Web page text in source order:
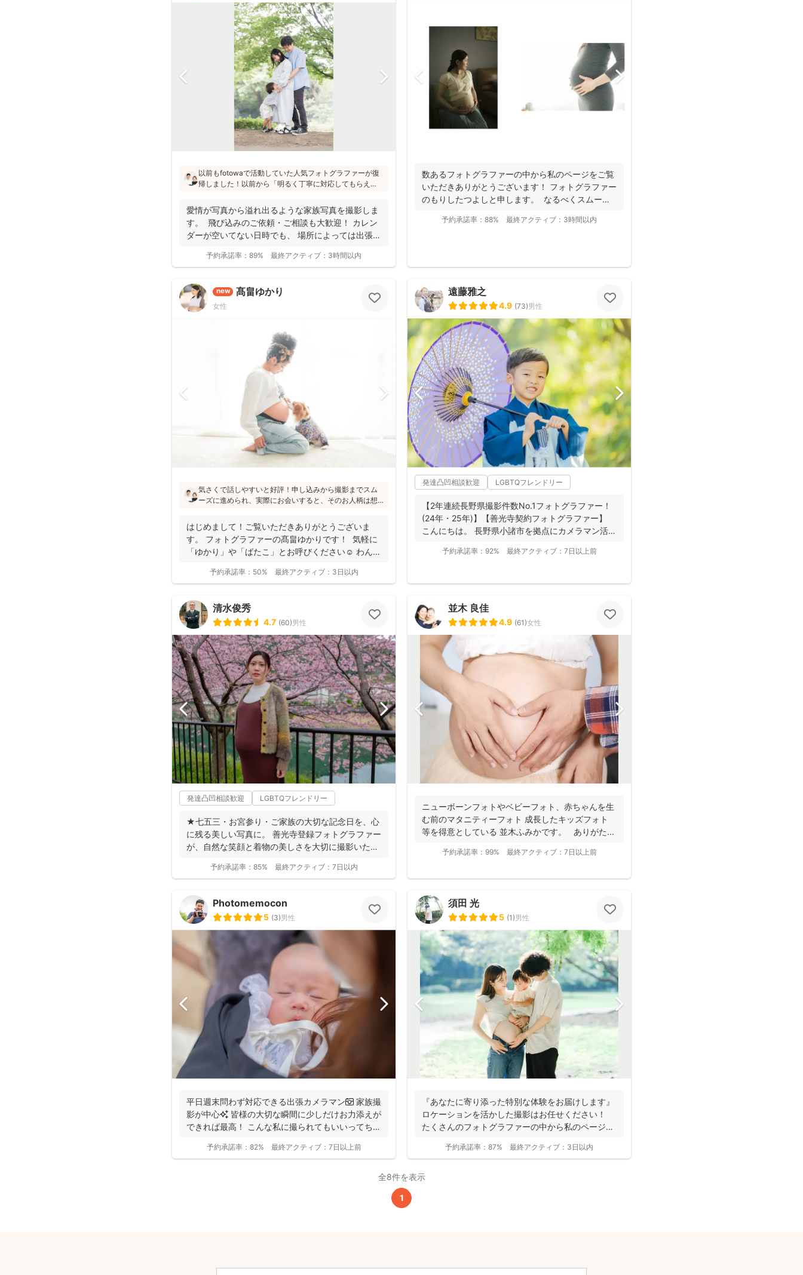
以前もfotowaで活動していた人気フォトグラファーが復
帰しました！以前から「明るく丁寧に対応してもらえ
と好評です♪特にニューボーンフォトは様々な研修を受講
し、クオリティ高いお写真をお届けされています(^^)
愛情が写真から溢れ出るような家族写真を撮影しま
す。 飛び込みのご依頼・ご相談も大歓迎！ カレン
ダーが空いてない日時でも、 場所によっては出張で
予約承諾率： 89% 最終アクティブ： 3時間以内
数あるフォトグラファーの中から私のページをご覧
いただきありがとうございます！ フォトグラファー
のもりしたつよしと申します。 なるべくスムーズ
予約承諾率： 88% 最終アクティブ： 3時間以内
new 髙畠ゆかり
女性
気さくで話しやすいと好評！申し込みから撮影までスム
ーズに進められ、実際にお会いすると、そのお人柄は想
フォトの研修をしっかり受講され、ウェディング業界経
験もあり、赤ちゃんから大人まで安心してお写りいただ
けます♪
はじめまして！ご覧いただきありがとうございま
す。 フォトグラファーの髙畠ゆかりです！ 気軽に
「ゆかり」や「ばたこ」とお呼びください☺︎ わんぱ
予約承諾率： 50% 最終アクティブ： 3日以内
遠藤雅之
4.9 (73)男性
発達凸凹相談歓迎 LGBTQフレンドリー
【2年連続長野県撮影件数No.1フォトグラファー！
(24年・25年)】【善光寺契約フォトグラファー】
こんにちは。 長野県小諸市を拠点にカメラマン活
予約承諾率： 92% 最終アクティブ： 7日以上前
清水俊秀
4.7 (60)男性
発達凸凹相談歓迎 LGBTQフレンドリー
★七五三・お宮参り・ご家族の大切な記念日を、心
に残る美しい写真に。 善光寺登録フォトグラファー
が、自然な笑顔と着物の美しさを大切に撮影いたし
予約承諾率： 85% 最終アクティブ： 7日以内
並木 良佳
4.9 (61)女性
ニューボーンフォトやベビーフォト、赤ちゃんを生
む前のマタニティーフォト 成長したキッズフォト
等を得意としている 並木ふみかです。 ありがた...
予約承諾率： 99% 最終アクティブ： 7日以上前
Photomemocon
5 (3)男性
平日週末問わず対応できる出張カメラマン📷 家族撮
影が中心✨ 皆様の大切な瞬間に少しだけお力添えが
できれば最高！ こんな私に撮られてもいいってちら
予約承諾率： 82% 最終アクティブ： 7日以上前
須田 光
5 (1)男性
『あなたに寄り添った特別な体験をお届けします』
ロケーションを活かした撮影はお任せください！
たくさんのフォトグラファーの中から私のページに
予約承諾率： 87% 最終アクティブ： 3日以内
全8件を表示
1
撮影基本料
全ジャンル共通
平日 24,200円
土日祝 29,700円
この基本料に
安心・うれしいをまるっと込めました